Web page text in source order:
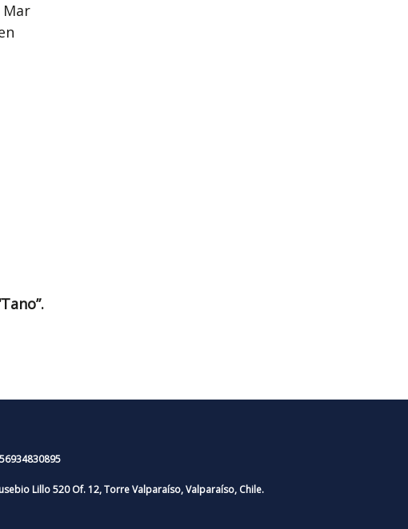
Mar
Lillo 520 Of. 12, Torre Valparaíso, Valparaíso, Chile.